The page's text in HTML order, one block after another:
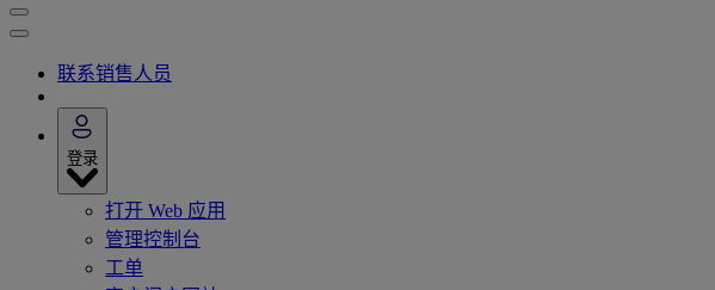
联系销售人员
登录
打开 Web 应用
管理控制台
工单